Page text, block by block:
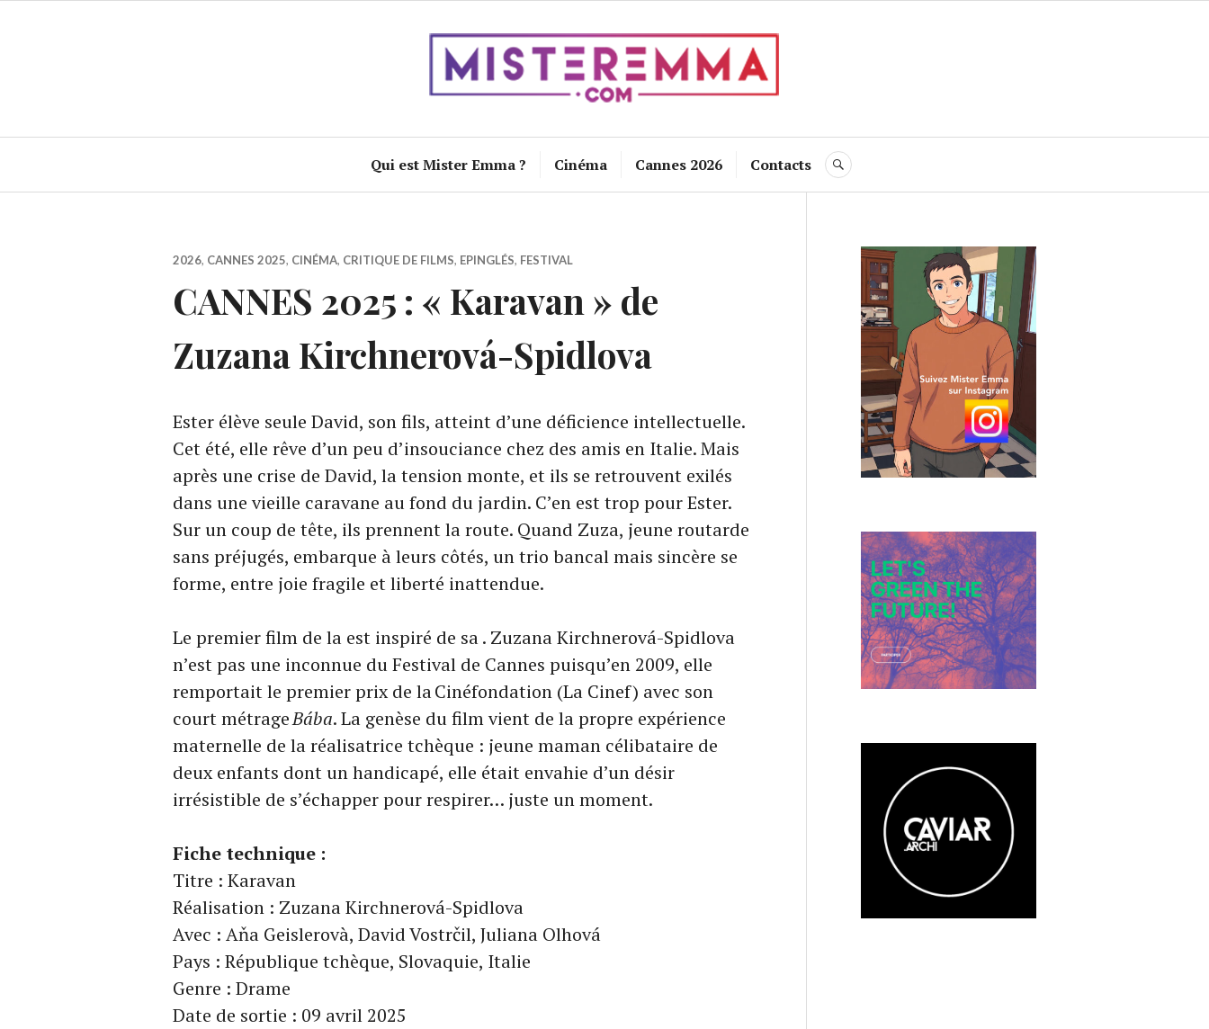
Qui est Mister Emma ? Cinéma Cannes 2026 Contacts RECHERCHE
2026, CANNES 2025, CINÉMA, CRITIQUE DE FILMS, EPINGLÉS, FESTIVAL
CANNES 2025 : « Karavan » de
Zuzana Kirchnerová-Spidlova
Ester élève seule David, son fils, atteint d’une déficience intellectuelle.
Cet été, elle rêve d’un peu d’insouciance chez des amis en Italie. Mais
après une crise de David, la tension monte, et ils se retrouvent exilés
dans une vieille caravane au fond du jardin. C’en est trop pour Ester.
Sur un coup de tête, ils prennent la route. Quand Zuza, jeune routarde
sans préjugés, embarque à leurs côtés, un trio bancal mais sincère se
forme, entre joie fragile et liberté inattendue.
Le premier film de la est inspiré de sa . Zuzana Kirchnerová-Spidlova
n’est pas une inconnue du Festival de Cannes puisqu’en 2009, elle
remportait le premier prix de la Cinéfondation (La Cinef) avec son
court métrageBába. La genèse du film vient de la propre expérience
maternelle de la réalisatrice tchèque : jeune maman célibataire de
deux enfants dont un handicapé, elle était envahie d’un désir
irrésistible de s’échapper pour respirer… juste un moment.
Fiche technique :
Titre : Karavan
Réalisation : Zuzana Kirchnerová-Spidlova
Avec : Aňa Geislerovà, David Vostrčil, Juliana Olhová
Pays : République tchèque, Slovaquie, Italie
Genre : Drame
Date de sortie : 09 avril 2025